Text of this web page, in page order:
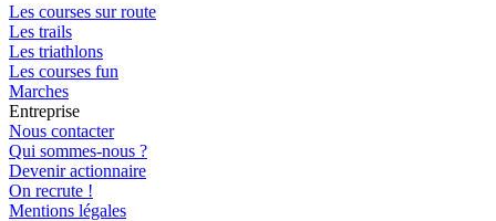
Les courses sur route
Les trails
Les triathlons
Les courses fun
Marches
Entreprise
Nous contacter
Qui sommes-nous ?
Devenir actionnaire
On recrute !
Mentions légales